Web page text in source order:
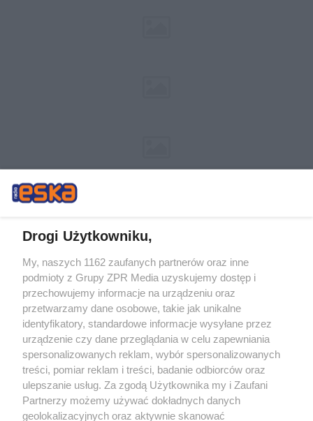
Żaden utwór zamieszczony w serwisie nie może być powielany i
rozpowszechniany lub dalej rozpowszechniany w jakikolwiek sposób (w
tym także elektroniczny lub mechaniczny) na jakimkolwiek polu
eksploatacji w jakiejkolwiek formie, włącznie z umieszczaniem w Internecie
bez pisemnej zgody właściciela praw. Jakiekolwiek użycie lub
wykorzystanie utworów w całości lub w części z naruszeniem prawa, tzn.
bez właściwej zgody, jest zabronione pod groźbą kary i może być ścigane
prawnie.
Drogi Użytkowniku,
My, naszych 1162 zaufanych partnerów oraz inne
podmioty z Grupy ZPR Media uzyskujemy dostęp i
przechowujemy informacje na urządzeniu oraz
przetwarzamy dane osobowe, takie jak unikalne
identyfikatory, standardowe informacje wysyłane przez
urządzenie czy dane przeglądania w celu zapewniania
spersonalizowanych reklam, wybór spersonalizowanych
treści, pomiar reklam i treści, badanie odbiorców oraz
ulepszanie usług. Za zgodą Użytkownika my i Zaufani
Partnerzy możemy używać dokładnych danych
geolokalizacyjnych oraz aktywnie skanować